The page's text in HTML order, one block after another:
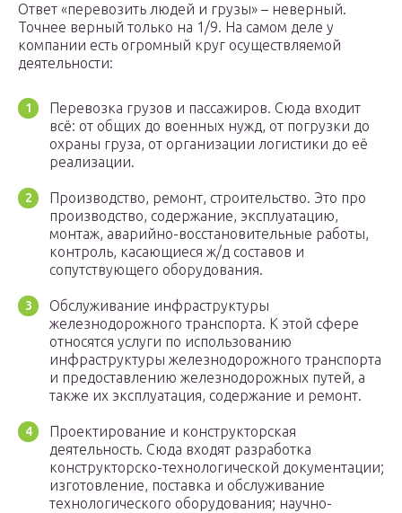
Ответ «перевозить людей и грузы» – неверный.
Точнее верный только на 1/9. На самом деле у
компании есть огромный круг осуществляемой
деятельности:
Перевозка грузов и пассажиров. Сюда входит
всё: от общих до военных нужд, от погрузки до
охраны груза, от организации логистики до её
реализации.
Производство, ремонт, строительство. Это про
производство, содержание, эксплуатацию,
монтаж, аварийно-восстановительные работы,
контроль, касающиеся ж/д составов и
сопутствующего оборудования.
Обслуживание инфраструктуры
железнодорожного транспорта. К этой сфере
относятся услуги по использованию
инфраструктуры железнодорожного транспорта
и предоставлению железнодорожных путей, а
также их эксплуатация, содержание и ремонт.
Проектирование и конструкторская
деятельность. Сюда входят разработка
конструкторско-технологической документации;
изготовление, поставка и обслуживание
технологического оборудования; научно-